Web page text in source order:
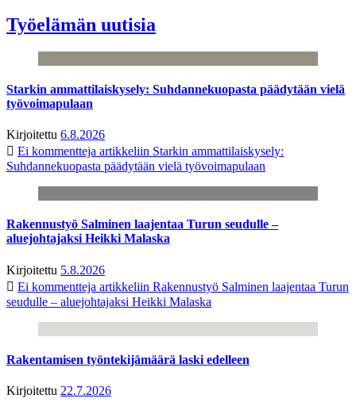
Työelämän uutisia
Starkin ammattilaiskysely: Suhdannekuopasta päädytään vielä
työvoimapulaan
Kirjoitettu 6.8.2026
Ei kommentteja artikkeliin Starkin ammattilaiskysely:
Suhdannekuopasta päädytään vielä työvoimapulaan
Rakennustyö Salminen laajentaa Turun seudulle –
aluejohtajaksi Heikki Malaska
Kirjoitettu 5.8.2026
Ei kommentteja artikkeliin Rakennustyö Salminen laajentaa Turun
seudulle – aluejohtajaksi Heikki Malaska
Rakentamisen työntekijämäärä laski edelleen
Kirjoitettu 22.7.2026